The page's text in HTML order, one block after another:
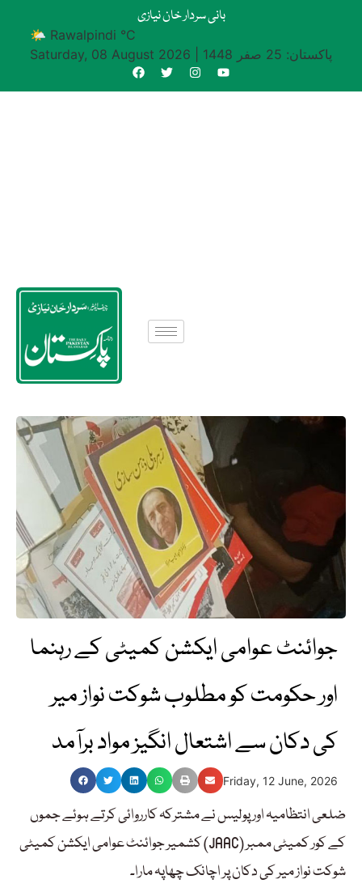
بانی سردار خان نیازی
🌤 Rawalpindi °C
Saturday, 08 August 2026
پاکستان: 25 صفر 1448
جوائنٹ عوامی ایکشن کمیٹی کے رہنما
اور حکومت کو مطلوب شوکت نواز میر
کی دکان سے اشتعال انگیز مواد برآمد
Friday, 12 June, 2026
ضلعی انتظامیہ اور پولیس نے مشترکہ کارروائی کرتے ہوئے جموں
کشمیر جوائنٹ عوامی ایکشن کمیٹی (JAAC) کے کور کمیٹی ممبر
شوکت نواز میر کی دکان پر اچانک چھاپہ مارا۔